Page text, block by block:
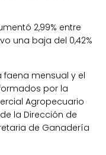
2,99% entre
una baja del 0,42%
faena mensual y el
por la
Agropecuario
la Dirección de
de Ganadería